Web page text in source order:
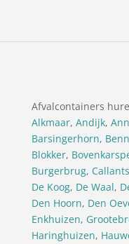
Afvalcontainers
Alkmaar, Andijk,
Barsingerhorn,
Blokker,
Burgerbrug,
De Koog, De Waal,
Den Hoorn, Den
Enkhuizen,
Haringhuizen,